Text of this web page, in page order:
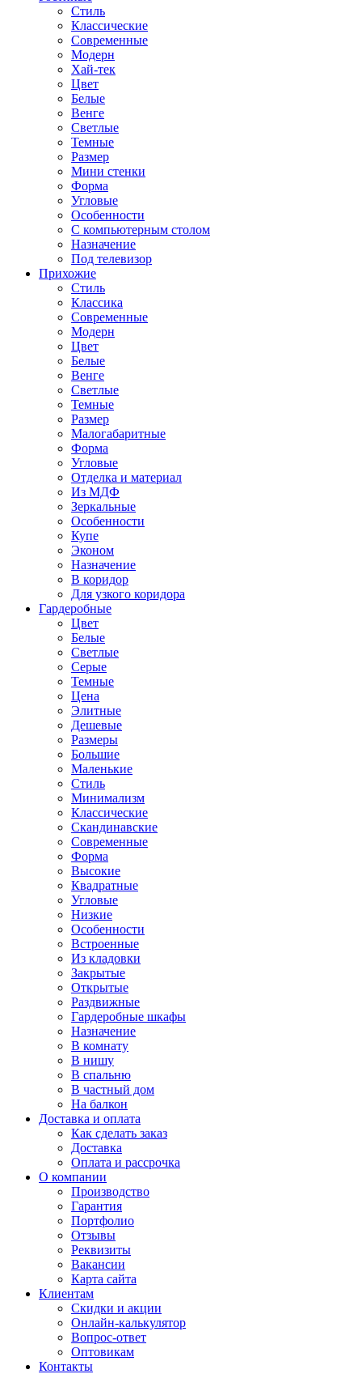
Стиль
Классические
Современные
Модерн
Хай-тек
Цвет
Белые
Венге
Светлые
Темные
Размер
Мини стенки
Форма
Угловые
Особенности
С компьютерным столом
Назначение
Под телевизор
Прихожие
Стиль
Классика
Современные
Модерн
Цвет
Белые
Венге
Светлые
Темные
Размер
Малогабаритные
Форма
Угловые
Отделка и материал
Из МДФ
Зеркальные
Особенности
Купе
Эконом
Назначение
В коридор
Для узкого коридора
Гардеробные
Цвет
Белые
Светлые
Серые
Темные
Цена
Элитные
Дешевые
Размеры
Большие
Маленькие
Стиль
Минимализм
Классические
Скандинавские
Современные
Форма
Высокие
Квадратные
Угловые
Низкие
Особенности
Встроенные
Из кладовки
Закрытые
Открытые
Раздвижные
Гардеробные шкафы
Назначение
В комнату
В нишу
В спальню
В частный дом
На балкон
Доставка и оплата
Как сделать заказ
Доставка
Оплата и рассрочка
О компании
Производство
Гарантия
Портфолио
Отзывы
Реквизиты
Вакансии
Карта сайта
Клиентам
Скидки и акции
Онлайн-калькулятор
Вопрос-ответ
Оптовикам
Контакты